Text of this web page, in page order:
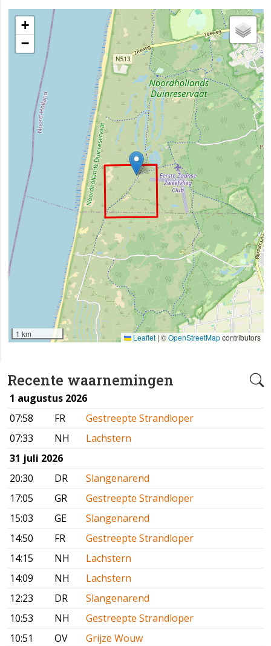
Recente waarnemingen
1 augustus 2026
07:58
FR
Gestreepte Strandloper
07:33
NH
Lachstern
31 juli 2026
20:30
DR
Slangenarend
17:05
GR
Gestreepte Strandloper
15:03
GE
Slangenarend
14:50
FR
Gestreepte Strandloper
14:15
NH
Lachstern
14:09
NH
Lachstern
12:23
DR
Slangenarend
10:53
NH
Gestreepte Strandloper
10:51
OV
Grijze Wouw
+
−
1 km Leaflet | ©OpenStreetMapcontributors